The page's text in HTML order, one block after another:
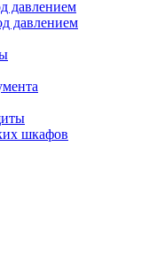
давлением
давлением
шкафов